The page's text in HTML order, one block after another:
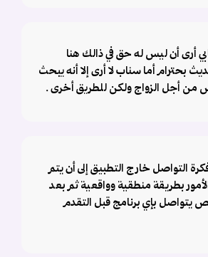
أرى أن ليس له حق في ذالك هنا
بحترام أما سناب لا أرى إلا أنه يبحث
من أجل الزواج ولكن للطريق أخرى .
التواصل خارج التطبيق إلى أن يتم
بطريقة منطقية وواقعية ثم بعد
بإي برنامج قبل التقدم